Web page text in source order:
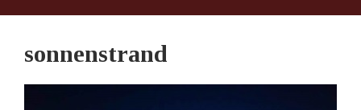
sonnenstrand